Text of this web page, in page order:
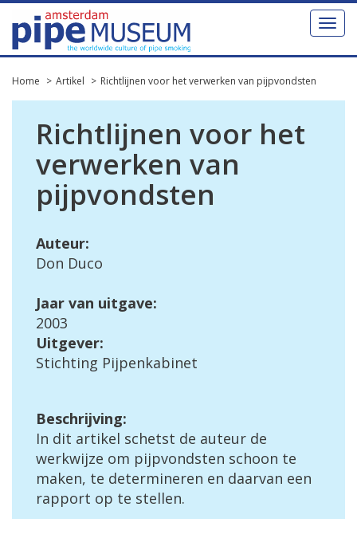
Toggle
Home Artikel Richtlijnen voor het verwerken van pijpvondsten
Richtlijnen voor het
verwerken van
pijpvondsten
Auteur:
Don Duco
Jaar van uitgave:
2003
Uitgever:
Stichting Pijpenkabinet
Beschrijving:
In dit artikel schetst de auteur de
werkwijze om pijpvondsten schoon te
maken, te determineren en daarvan een
rapport op te stellen.